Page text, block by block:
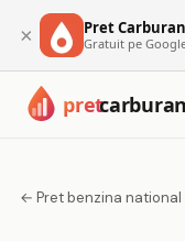
× Pret
Gratuit pe
← Pret benzina national